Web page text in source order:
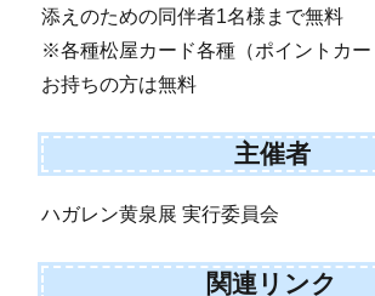
添えのための同伴者1名様まで無料
※各種松屋カード各種（ポイントカー
お持ちの方は無料
主催者
ハガレン黄泉展 実行委員会
関連リンク